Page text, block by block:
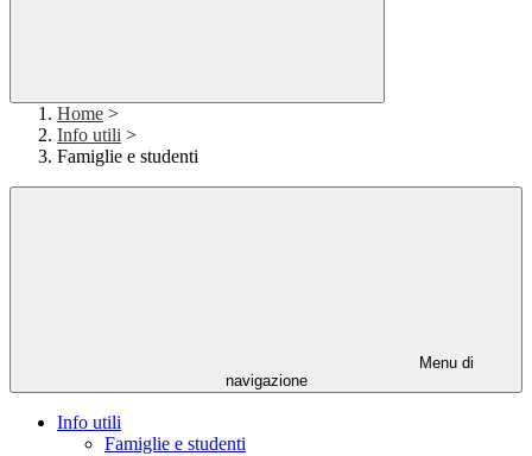
Home >
Info utili >
Famiglie e studenti
Menu di
navigazione
Info utili
Famiglie e studenti